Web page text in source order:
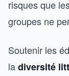
risques que
groupes ne
Soutenir les
ladiversité